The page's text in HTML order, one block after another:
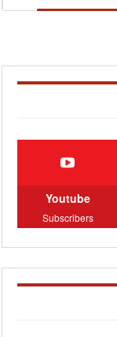
Youtube
Subscribers